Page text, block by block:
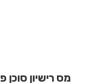
מס רישיון סוכן